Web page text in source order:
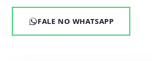
FALE NO WHATSAPP